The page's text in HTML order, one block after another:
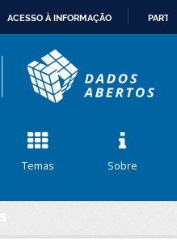
CONTEÚDO
ACESSO À INFORMAÇÃO
Temas Sobre